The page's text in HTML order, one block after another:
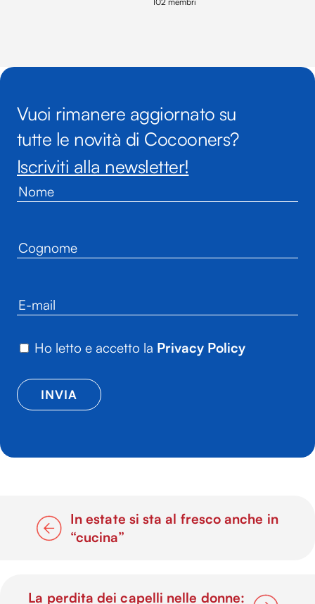
Vuoi rimanere aggiornato su
tutte le novità di Cocooners?
Iscriviti alla newsletter!
Ho letto e accetto la Privacy Policy
In estate si sta al fresco anche in
“cucina”
La perdita dei capelli nelle donne: